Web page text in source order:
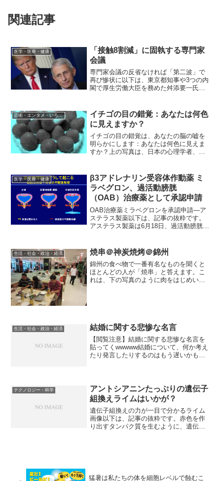
関連記事
医学・医療・健康
「接触8割減」に固執する専門家
会議
専門家会議の反省なければ「第二波」で
再び惨状に以下は、東京都知事や3つの内
閣で厚生労働大臣を務めた舛添要一氏が
計39県の緊急事態宣言を解除した。さら
に、専門家会議は、...
芸術・エンタメ・いろいろ
イチゴの目の錯覚：あなたは何色
に見えますか？
イチゴの目の錯覚は、あなたの脳の嘘を
明らかにします：あなたは何色に見えま
すか？上の写真は、日本の心理学者、北
ゴの色—赤—は、実際には本当の色合い
ではありません。北岡氏は...
医学・医療・健康
β3アドレナリン受容体作動薬 ミ
ラベグロン、過活動膀胱
（OAB）治療薬として承認申請
OAB治療薬ミラベグロンを承認申請―ア
ステラス製薬以下は、記事の抜粋です。
アステラス製薬は6月18日、過活動膀胱
迫性尿失禁を効能・効果として厚生労働
省に承認申請した...
生活・社会・政治・経済 焼串＠神炭焼烤＠錦州
錦州の食べ物で一番有名なものを聞くと
ほとんどの人が「焼串」と答えます。こ
れは、下の写真のように肉をはじめいろ
生活・社会・政治・経済 結婚に関する悲惨な名言
【閲覧注意】結婚に関する悲惨な名言を
貼ってくwwwww結婚について、何か考え
たり発言したりするのはもう遅いかもし
ているかとは別に、気...
テクノロジー・科学
アントシアニンたっぷりの遺伝子
組換えライムはいかが？
遺伝子組換えの力が一目で分かるライム
画像以下は、記事の抜粋です。赤色を作
り出すタンパク質を生むように、遺伝子
猛暑は私たちの体を細胞レベルで蝕むこ